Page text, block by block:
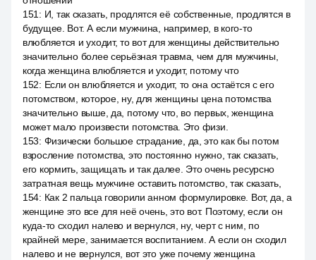
151 : И, так сказать, продлятся её собственные, продлятся в
будущее. Вот. А если мужчина, например, в кого-то
влюбляется и уходит, то вот для женщины действительно
значительно более серьёзная травма, чем для мужчины,
когда женщина влюбляется и уходит, потому что
152: Если он влюбляется и уходит, то она остаётся с его
потомством, которое, ну, для женщины цена потомства
значительно выше, да, потому что, во первых, женщина
может мало произвести потомства. Это физи.
153: Физически большое страдание, да, это как бы потом
взросление потомства, это постоянно нужно, так сказать,
его кормить, защищать и так далее. Это очень ресурсно
затратная вещь мужчине оставить потомство, так сказать,
154: Как 2 пальца говорили анном формулировке. Вот, да, а
женщине это все для неё очень, это вот. Поэтому, если он
куда-то сходил налево и вернулся, ну, черт с ним, по
крайней мере, занимается воспитанием. А если он сходил
налево и не вернулся, вот это уже почему женщина